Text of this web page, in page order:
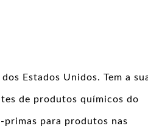
Estados Unidos. Tem a
de produtos químicos do
para produtos nas